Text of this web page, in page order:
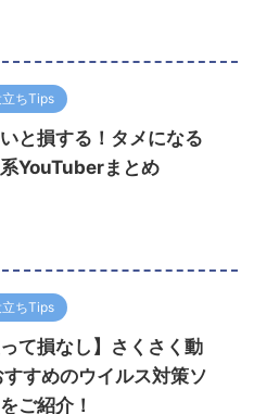
立ちTips
と損する！タメになる
YouTuberまとめ
立ちTips
って損なし】さくさく動
すすめのウイルス対策ソ
ご紹介！